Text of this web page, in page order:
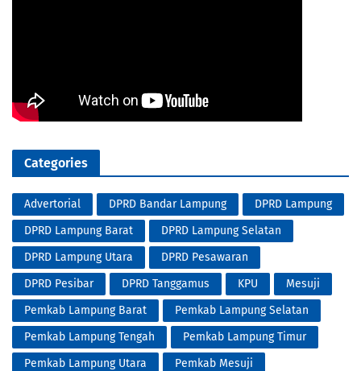
Categories
Advertorial DPRD Bandar Lampung
DPRD Lampung
DPRD Lampung Barat
DPRD Lampung Selatan
DPRD Lampung Utara
DPRD Pesawaran
DPRD Pesibar
DPRD Tanggamus KPU
Mesuji
Pemkab Lampung Barat
Pemkab Lampung Selatan
Pemkab Lampung Tengah
Pemkab Lampung Timur
Pemkab Lampung Utara
Pemkab Mesuji